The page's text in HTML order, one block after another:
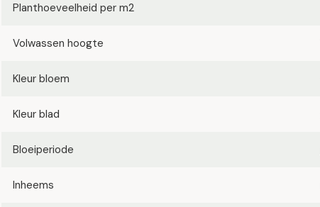
Planthoeveelheid per m2
Volwassen hoogte
Kleur bloem
Kleur blad
Bloeiperiode
Inheems